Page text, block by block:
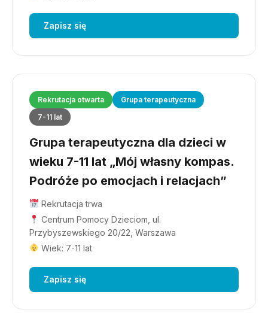
Zapisz się
Rekrutacja otwarta
Grupa terapeutyczna
7-11 lat
Grupa terapeutyczna dla dzieci w
wieku 7-11 lat „Mój własny kompas.
Podróże po emocjach i relacjach”
Rekrutacja trwa
Centrum Pomocy Dzieciom, ul.
Przybyszewskiego 20/22, Warszawa
Wiek: 7-11 lat
Zapisz się